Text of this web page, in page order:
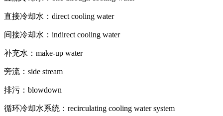
直接冷却水：direct cooling water
间接冷却水：indirect cooling water
补充水：make-up water
旁流：side stream
排污：blowdown
循环冷却水系统：recirculating cooling water system